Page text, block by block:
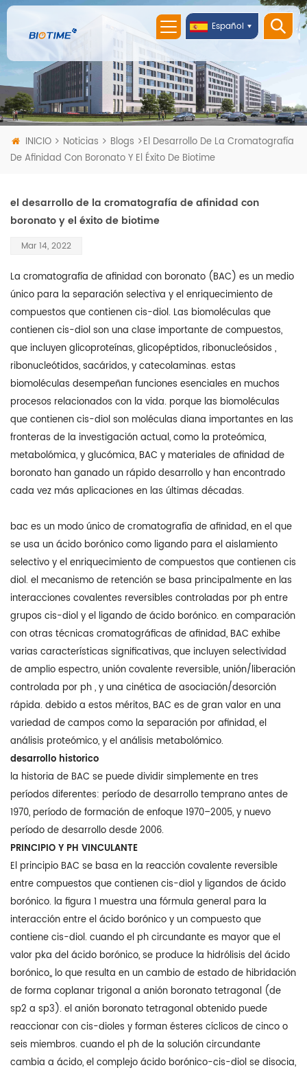
Español
INICIO Noticias Blogs
El Desarrollo De La Cromatografía
De Afinidad Con Boronato Y El Éxito De Biotime
el desarrollo de la cromatografía de afinidad con
boronato y el éxito de biotime
Mar 14, 2022
La cromatografía de afinidad con boronato (BAC) es un medio
único para la separación selectiva y el enriquecimiento de
compuestos que contienen cis-diol. Las biomoléculas que
contienen cis-diol son una clase importante de compuestos,
que incluyen glicoproteínas, glicopéptidos, ribonucleósidos ,
ribonucleótidos, sacáridos, y catecolaminas. estas
biomoléculas desempeñan funciones esenciales en muchos
procesos relacionados con la vida. porque las biomoléculas
que contienen cis-diol son moléculas diana importantes en las
fronteras de la investigación actual, como la proteómica,
metabolómica, y glucómica, BAC y materiales de afinidad de
boronato han ganado un rápido desarrollo y han encontrado
cada vez más aplicaciones en las últimas décadas.
bac es un modo único de cromatografía de afinidad, en el que
se usa un ácido borónico como ligando para el aislamiento
selectivo y el enriquecimiento de compuestos que contienen cis
diol. el mecanismo de retención se basa principalmente en las
interacciones covalentes reversibles controladas por ph entre
grupos cis-diol y el ligando de ácido borónico. en comparación
con otras técnicas cromatográficas de afinidad, BAC exhibe
varias características significativas, que incluyen selectividad
de amplio espectro, unión covalente reversible, unión/liberación
controlada por ph , y una cinética de asociación/desorción
rápida. debido a estos méritos, BAC es de gran valor en una
variedad de campos como la separación por afinidad, el
análisis proteómico, y el análisis metabolómico.
desarrollo historico
la historia de BAC se puede dividir simplemente en tres
períodos diferentes: período de desarrollo temprano antes de
1970, período de formación de enfoque 1970–2005, y nuevo
período de desarrollo desde 2006.
PRINCIPIO Y PH VINCULANTE
El principio BAC se basa en la reacción covalente reversible
entre compuestos que contienen cis-diol y ligandos de ácido
borónico. la figura 1 muestra una fórmula general para la
interacción entre el ácido borónico y un compuesto que
contiene cis-diol. cuando el ph circundante es mayor que el
valor pka del ácido borónico, se produce la hidrólisis del ácido
borónico,, lo que resulta en un cambio de estado de hibridación
de forma coplanar trigonal a anión boronato tetragonal (de
sp2 a sp3). el anión boronato tetragonal obtenido puede
reaccionar con cis-dioles y forman ésteres cíclicos de cinco o
seis miembros. cuando el ph de la solución circundante
cambia a ácido, el complejo ácido borónico-cis-diol se disocia,